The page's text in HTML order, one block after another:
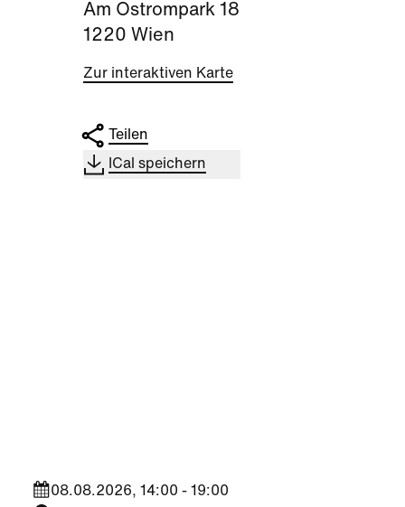
Am Ostrompark 18
1220 Wien
Zur interaktiven Karte
Teilen
ICal speichern
08.08.2026, 14:00 - 19:00